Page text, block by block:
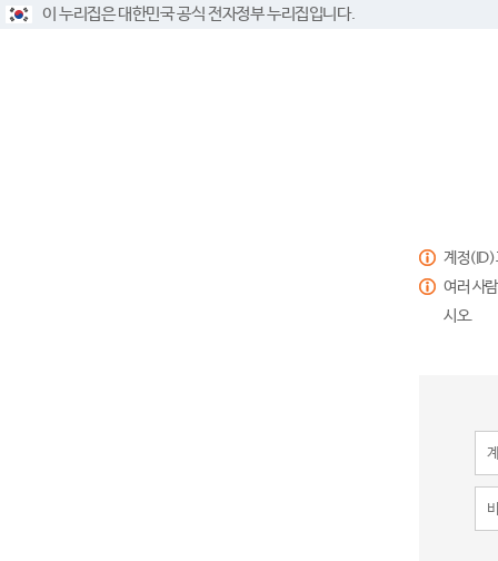
이 누리집은 대한민국 공식 전자정부 누리집입니다.
계정(ID)
여러 사
시오.